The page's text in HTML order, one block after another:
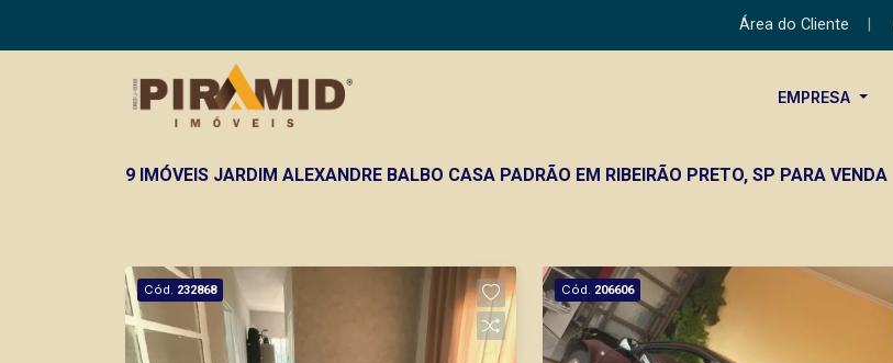
Área do Cliente
EMPRESA
9 IMÓVEIS JARDIM ALEXANDRE BALBO CASA PADRÃO EM RIBEIRÃO PRETO, SP PARA VENDA
Cód. 232868 Cód. 206606